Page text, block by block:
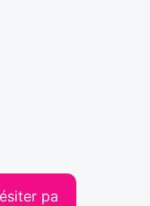
pa